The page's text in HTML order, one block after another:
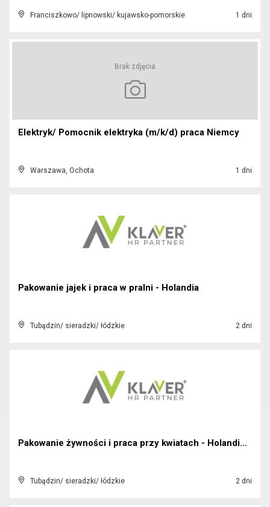
Franciszkowo/ lipnowski/ kujawsko-pomorskie 1 dni
Brak zdjęcia
Elektryk/ Pomocnik elektryka (m/k/d) praca Niemcy
Warszawa, Ochota 1 dni
Pakowanie jajek i praca w pralni - Holandia
Tubądzin/ sieradzki/ łódzkie 2 dni
Pakowanie żywności i praca przy kwiatach - Holandi...
Tubądzin/ sieradzki/ łódzkie 2 dni